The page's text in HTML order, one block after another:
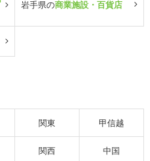
岩手県の商業施設・百貨店
関東 甲信越
関西 中国